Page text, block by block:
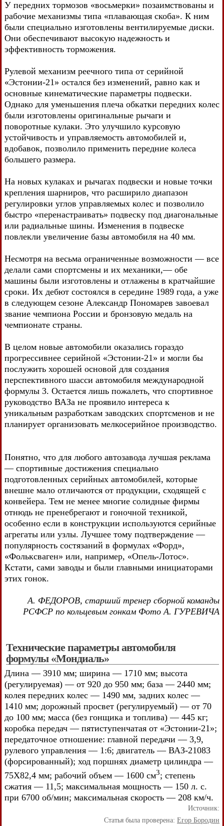
У передних тормозов «восьмерки» позаимствованы и
рабочие механизмы типа «плавающая скоба». К ним
были специально изготовлены вентилируемые диски.
Они обеспечивают высокую надежность и
эффективность торможения.
Рулевой механизм реечного типа от серийной
«Эстонии-21» остался без изменений, равно как и
основные кинематические параметры подвески.
Однако для уменьшения плеча обкатки передних колес
были изготовлены оригинальные рычаги и
поворотные кулаки. Это улучшило курсовую
устойчивость и управляемость автомобилей и,
вдобавок, позволило применить передние колеса
большего размера.
На новых кулаках и рычагах подвески и новые точки
крепления шарниров, что расширило диапазон
регулировки углов управляемых колес и позволило
быстро «перенастраивать» подвеску под диагональные
или радиальные шины. Изменения в подвеске
повлекли увеличение базы автомобиля на 40 мм.
Несмотря на весьма ограниченные возможности — все
делали сами спортсмены и их механики,— обе
машины были изготовлены и отлажены в кратчайшие
сроки. Их дебют состоялся в середине 1989 года, а уже
в следующем сезоне Александр Пономарев завоевал
звание чемпиона России и бронзовую медаль на
чемпионате страны.
В целом новые автомобили оказались гораздо
прогрессивнее серийной «Эстонии-21» и могли бы
послужить хорошей основой для создания
перспективного шасси автомобиля международной
формулы 3. Остается лишь пожалеть, что спортивное
руководство ВАЗа не проявило интереса к
уникальным разработкам заводских спортсменов и не
планирует организовать мелкосерийное производство.
Понятно, что для любого автозавода лучшая реклама
— спортивные достижения специально
подготовленных серийных автомобилей, которые
внешне мало отличаются от продукции, сходящей с
конвейера. Тем не менее многие солидные фирмы
отнюдь не пренебрегают и гоночной техникой,
особенно если в конструкции используются серийные
агрегаты или узлы. Лучшее тому подтверждение —
популярность состязаний в формулах «Форд»,
«Фольксваген» или, например, «Опель-Лотос».
Кстати, сами заводы и были главными инициаторами
этих гонок.
А. ФЕДОРОВ, старший тренер сборной команды
РСФСР по кольцевым гонкам Фото А. ГУРЕВИЧА
Технические параметры автомобиля
формулы «Мондиаль»
Длина — 3910 мм; ширина — 1710 мм; высота
(регулируемая) — от 920 до 950 мм; база — 2440 мм;
колея передних колес — 1490 мм, задних колес —
1410 мм; дорожный просвет (регулируемый) — от 70
до 100 мм; масса (без гонщика и топлива) — 445 кг;
коробка передач — пятиступенчатая от «Эстонии-21»;
передаточное отношение: главной передачи — 3,9,
рулевого управления — 1:6; двигатель — ВАЗ-21083
(форсированный); ход поршнях диаметр цилиндра —
75X82,4 мм; рабочий объем — 1600 см3; степень
сжатия — 11,5; максимальная мощность — 150 л. с.
при 6700 об/мин; максимальная скорость — 208 км/ч.
Источник:
Статья была проверена: Егор Бородин